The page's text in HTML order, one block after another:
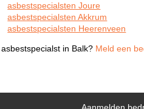
asbestspecialsten Joure
asbestspecialsten Akkrum
asbestspecialsten Heerenveen
in Balk? Meld een